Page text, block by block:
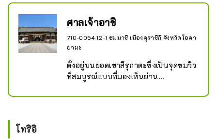
ศาลเจ้าอาชิ
710-0054 12-1 ฮมมาชิ เมืองคุราชิกิ จังหวัดโอคา
ยามะ
ตั้งอยู่บนยอดเขาสึรุกาตะซึ่งเป็นจุดชมวิว
ที่สมบูรณ์แบบที่มองเห็นย่าน
ละครโนห์และสวนโบราณตามปรัชญา
โทริอิ